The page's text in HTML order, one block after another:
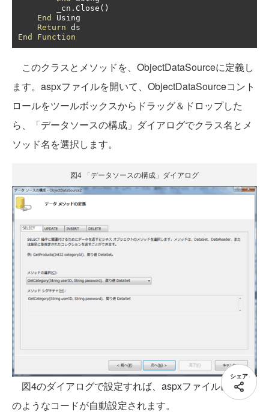
        _cn
. Close ()
End
Using
Return
End
Function
このクラスとメソッドを、ObjectDataSourceに定義し
ます。aspxファイルを開いて、ObjectDataSourceコント
ロールをツールボックスからドラッグ＆ドロップした
ら、「データソースの構成」ダイアログでクラス名とメ
ソッド名を選択します。
図4 「データソースの構成」ダイアログ
図4のダイアログで設定すれば、aspxファイルには次
のようなコードが自動設定されます。
シェア